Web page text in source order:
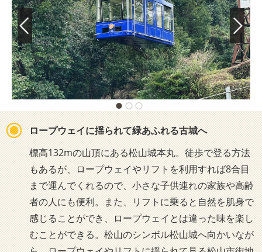
ロープウェイに揺られて緑あふれる古城へ
標高132mの山頂にある松山城本丸。徒歩で登る方法
もあるが、ロープウェイやリフトを利用すれば8合目
まで運んでくれるので、小さな子供連れの家族や高齢
者の人にも便利。また、リフトに乗ると自然を肌身で
感じることができ、ロープウェイとは違った味を楽し
むことができる。松山のシンボル松山城へ向かいなが